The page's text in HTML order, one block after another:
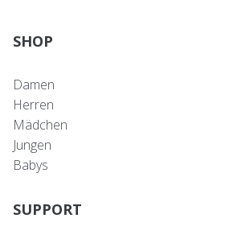
SHOP
Damen
Herren
Mädchen
Jungen
Babys
SUPPORT